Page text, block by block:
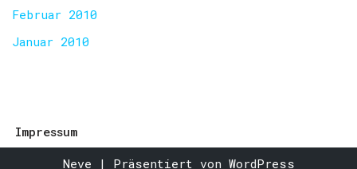
Februar 2010
Januar 2010
Impressum
Neve | Präsentiert von WordPress